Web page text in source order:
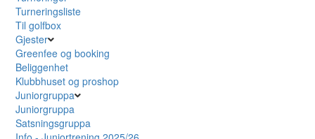
Turneringsliste
Til golfbox
Gjester
Greenfee og booking
Beliggenhet
Klubbhuset og proshop
Juniorgruppa
Juniorgruppa
Satsningsgruppa